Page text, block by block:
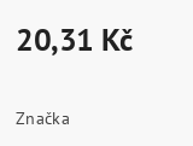
20,31 Kč
Značka